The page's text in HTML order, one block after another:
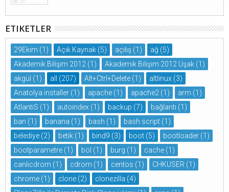
ETIKETLER
29Ekim (1) Açık Kaynak (5) açılış (1) ağ (5)
Akademik Bilişim 2012 (1) Akademik Bilişim 2012 Uşak (1)
akgül (1) all (207) Alt+Ctrl+Delete (1) altlinux (3)
Anatolya installer (1) apache (1) apache2 (1) arm (1)
AtlantiS (1) autoindex (1) backup (7) bağlantı (1)
ban (1) banana (1) bash (1) bash script (1)
belediye (2) betik (1) bind9 (3) boot (5) bootloader (1)
bootparametre (1) böl (1) burg (1) cache (1)
canlicdrom (1) cdrom (1) centos (1) CHKUSER (1)
chrome (1) clone (2) clonezilla (4)